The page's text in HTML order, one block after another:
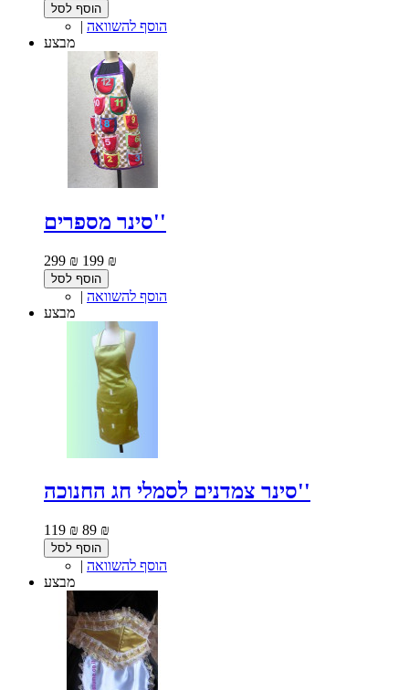
הוסף לסל
| הוסף להשוואה
מבצע
סינר מספרים''
299 ₪ 199 ₪
הוסף לסל
| הוסף להשוואה
מבצע
סינר צמדנים לסמלי חג החנוכה''
119 ₪ 89 ₪
הוסף לסל
| הוסף להשוואה
מבצע